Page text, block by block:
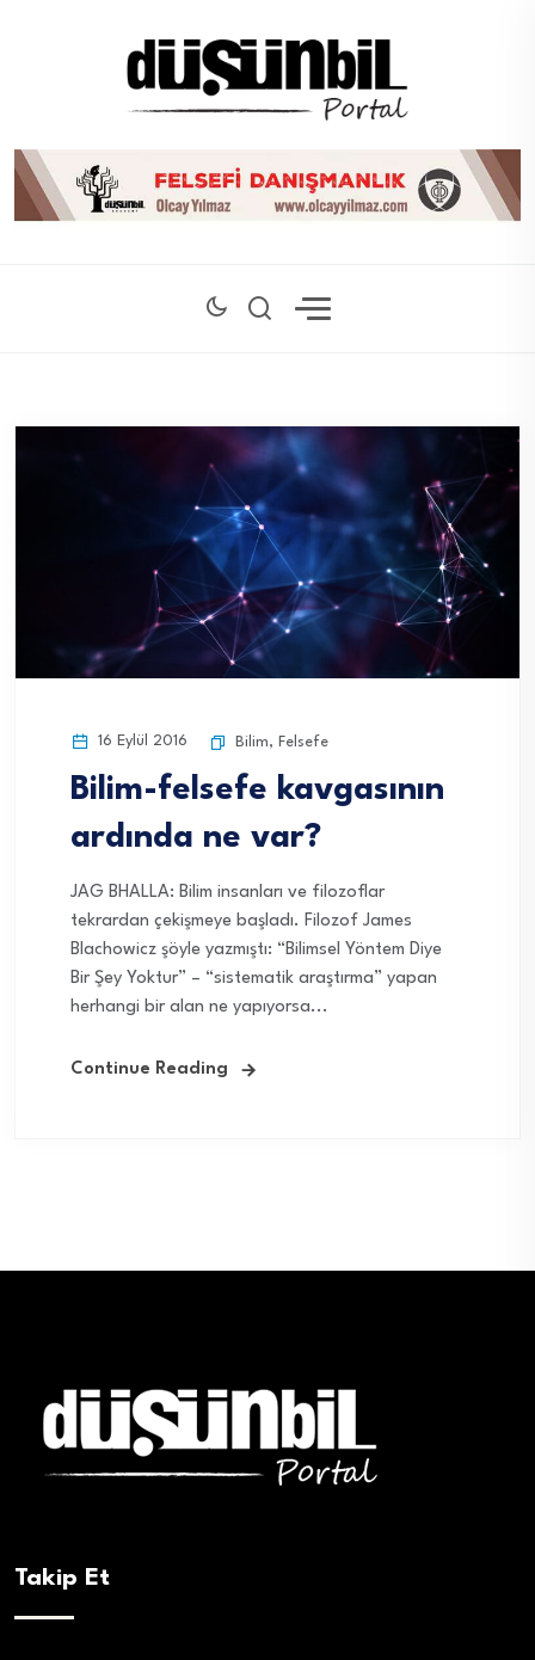
16 Eylül 2016 Bilim, Felsefe
Bilim-felsefe kavgasının
ardında ne var?
JAG BHALLA: Bilim insanları ve filozoflar
tekrardan çekişmeye başladı. Filozof James
Blachowicz şöyle yazmıştı: “Bilimsel Yöntem Diye
Bir Şey Yoktur” – “sistematik araştırma” yapan
herhangi bir alan ne yapıyorsa...
Continue Reading
Takip Et